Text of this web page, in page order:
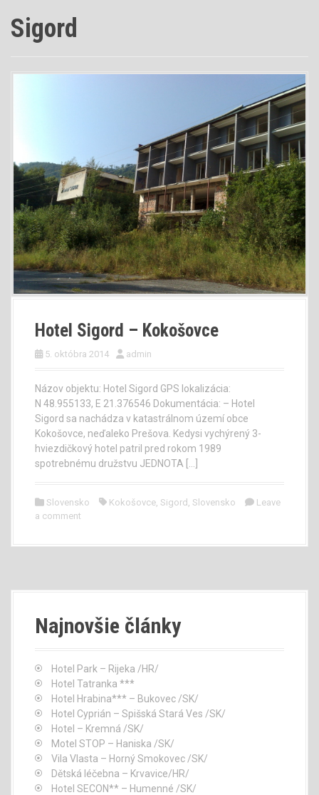
Sigord
Hotel Sigord – Kokošovce
5. októbra 2014 admin
Názov objektu: Hotel Sigord GPS lokalizácia:
N 48.955133, E 21.376546 Dokumentácia: – Hotel
Sigord sa nachádza v katastrálnom území obce
Kokošovce, neďaleko Prešova. Kedysi vychýrený 3-
hviezdičkový hotel patril pred rokom 1989
spotrebnému družstvu JEDNOTA […]
Slovensko Kokošovce Sigord Slovensko
Leave
a comment
Najnovšie články
Hotel Park – Rijeka /HR/
Hotel Tatranka ***
Hotel Hrabina*** – Bukovec /SK/
Hotel Cyprián – Spišská Stará Ves /SK/
Hotel – Kremná /SK/
Motel STOP – Haniska /SK/
Vila Vlasta – Horný Smokovec /SK/
Dětská léčebna – Krvavice/HR/
Hotel SECON** – Humenné /SK/